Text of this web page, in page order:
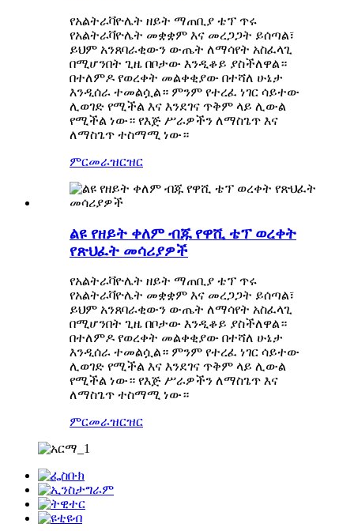
የአልትራቫዮሌት ዘይት ማጠቢያ ቴፕ ጥሩ
የአልትራቫዮሌት መቋቋም እና መረጋጋት ይሰጣል፣
ይህም አንጸባራቂውን ውጤት ለማሳየት አስፈላጊ
በሚሆንበት ጊዜ በቦታው እንዲቆይ ያስችለዋል።
በተለምዶ የወረቀት መልቀቂያው በተሻለ ሁኔታ
እንዲሰራ ተመልሷል። ምንም የተረፈ ነገር ሳይተው
ሊወገድ የሚችል እና እንደገና ጥቅም ላይ ሊውል
የሚችል ነው። የእጅ ሥራዎችን ለማስጌጥ እና
ለማስጌጥ ተስማሚ ነው።
ምርመራዝርዝር
ልዩ የዘይት ቀለም ብጁ የዋሺ ቴፕ ወረቀት
የጽህፈት መሳሪያዎች
የአልትራቫዮሌት ዘይት ማጠቢያ ቴፕ ጥሩ
የአልትራቫዮሌት መቋቋም እና መረጋጋት ይሰጣል፣
ይህም አንጸባራቂውን ውጤት ለማሳየት አስፈላጊ
በሚሆንበት ጊዜ በቦታው እንዲቆይ ያስችለዋል።
በተለምዶ የወረቀት መልቀቂያው በተሻለ ሁኔታ
እንዲሰራ ተመልሷል። ምንም የተረፈ ነገር ሳይተው
ሊወገድ የሚችል እና እንደገና ጥቅም ላይ ሊውል
የሚችል ነው። የእጅ ሥራዎችን ለማስጌጥ እና
ለማስጌጥ ተስማሚ ነው።
ምርመራዝርዝር